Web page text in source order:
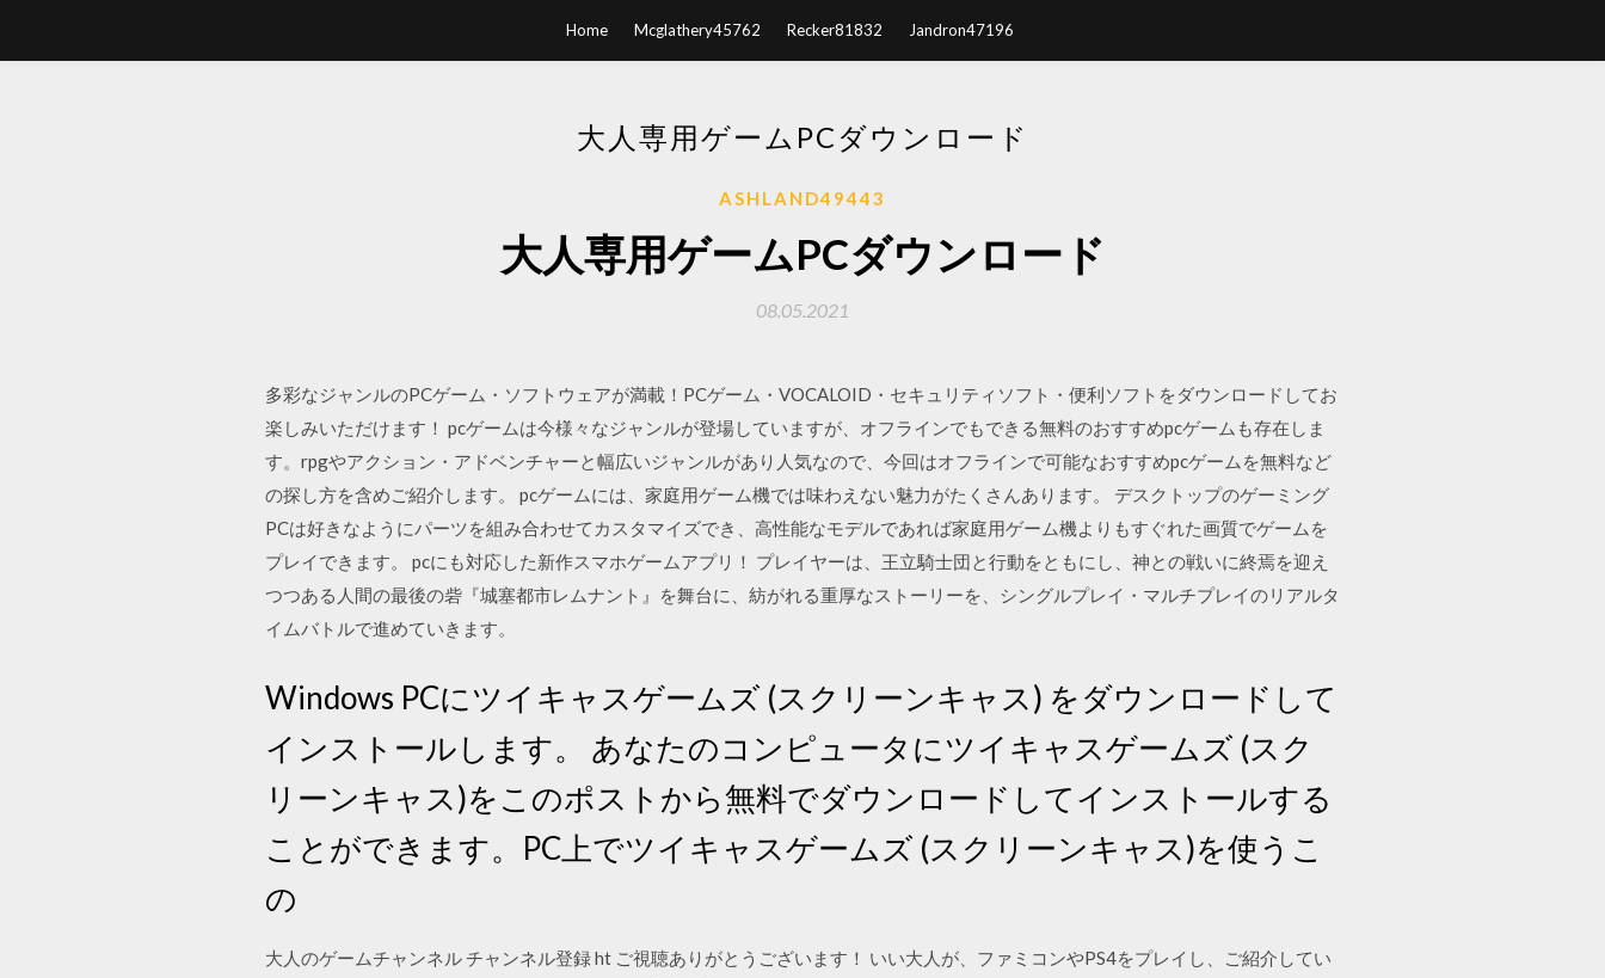
Home Mcglathery45762 Recker81832 Jandron47196
大人専用ゲームPCダウンロード
ASHLAND49443
大人専用ゲームPCダウンロード
08.05.2021
多彩なジャンルのPCゲーム・ソフトウェアが満載！PCゲーム・VOCALOID・セキュリティソフト・便利ソフトをダウンロードしてお
楽しみいただけます！ pcゲームは今様々なジャンルが登場していますが、オフラインでもできる無料のおすすめpcゲームも存在しま
す。rpgやアクション・アドベンチャーと幅広いジャンルがあり人気なので、今回はオフラインで可能なおすすめpcゲームを無料など
の探し方を含めご紹介します。 pcゲームには、家庭用ゲーム機では味わえない魅力がたくさんあります。 デスクトップのゲーミング
PCは好きなようにパーツを組み合わせてカスタマイズでき、高性能なモデルであれば家庭用ゲーム機よりもすぐれた画質でゲームを
プレイできます。 pcにも対応した新作スマホゲームアプリ！ プレイヤーは、王立騎士団と行動をともにし、神との戦いに終焉を迎え
つつある人間の最後の砦『城塞都市レムナント』を舞台に、紡がれる重厚なストーリーを、シングルプレイ・マルチプレイのリアルタ
イムバトルで進めていきます。
Windows PCにツイキャスゲームズ (スクリーンキャス) をダウンロードして
インストールします。 あなたのコンピュータにツイキャスゲームズ (スク
リーンキャス)をこのポストから無料でダウンロードしてインストールする
ことができます。PC上でツイキャスゲームズ (スクリーンキャス)を使うこ
の
大人のゲームチャンネル チャンネル登録 ht ご視聴ありがとうございます！ いい大人が、ファミコンやPS4をプレイし、ご紹介してい